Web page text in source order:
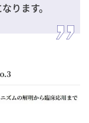
ります。